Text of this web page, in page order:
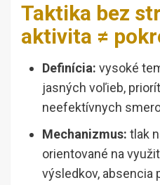
Taktika bez
aktivita ≠
Definícia: vysoké
jasných voľieb,
neefektívnych
Mechanizmus: tlak
orientované na
výsledkov, absencia